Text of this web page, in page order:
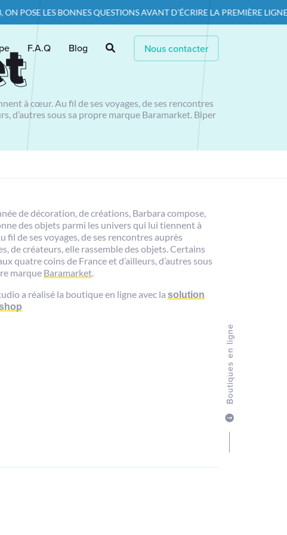
QUESTIONS AVANT D’ÉCRIRE LA PREMIÈRE LIGNE DE CODE —
F.A.Q Blog Nous contacter
à cœur. Au fil de ses voyages, de ses rencontres
d’autres sous sa propre marque Baramarket. Biper
de décoration, de créations, Barbara compose,
des objets parmi les univers qui lui tiennent à
fil de ses voyages, de ses rencontres auprès
de créateurs, elle rassemble des objets. Certains
quatre coins de France et d’ailleurs, d’autres sous
marque Baramarket.
a réalisé la boutique en ligne avec la solution
Boutiques en ligne